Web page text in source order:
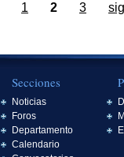
1 2 3
Secciones
Noticias
Foros
Departamento
Calendario